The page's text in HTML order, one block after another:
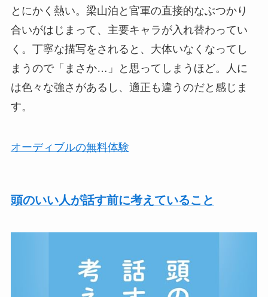
とにかく熱い。梁山泊と官軍の直接的なぶつかり
合いがはじまって、主要キャラが入れ替わってい
く。丁寧な描写をされると、大体いなくなってし
まうので「まさか…」と思ってしまうほど。人に
は色々な強さがあるし、適正も違うのだと感じま
す。
オーディブルの無料体験
頭のいい人が話す前に考えていること